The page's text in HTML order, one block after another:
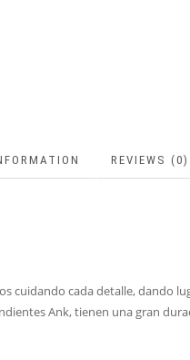
REVIEWS (0)
cuidando cada detalle, dando
Ank, tienen una gran